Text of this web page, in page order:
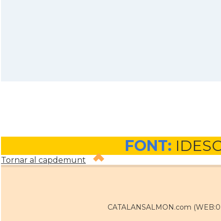
FONT:
Tornar al capdemunt
CATALANSALMON.com